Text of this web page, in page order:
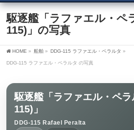
駆逐艦「ラファエル・ペ
115)」の写真
HOME » 船舶 » DDG-115 ラファエル・ペラルタ »
DDG-115 ラファエル・ペラルタ の写真
駆逐艦「ラファエル・ペ
115)」
DDG-115 Rafael Peralta
ユーザー名 / メール
パスワード